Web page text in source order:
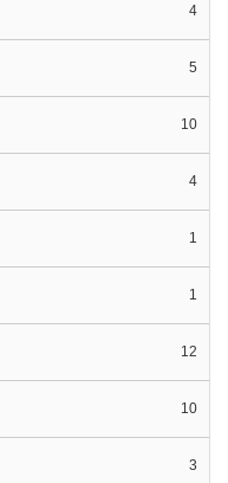
4
5
10
4
1
1
12
10
3